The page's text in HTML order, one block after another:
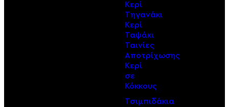
Κερί
Τηγανάκι
Κερί
Ταψάκι
Ταινίες
Αποτρίχωσης
Κερί
σε
Κόκκους
Τσιμπιδάκια